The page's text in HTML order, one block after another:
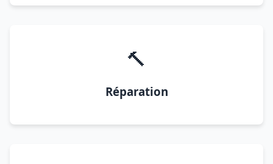
🔨
Réparation